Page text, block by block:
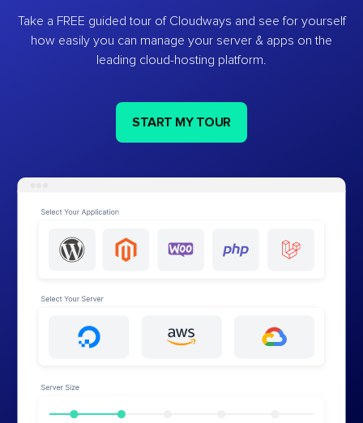
Take a FREE guided tour of Cloudways and see for yourself
how easily you can manage your server & apps on the
leading cloud-hosting platform.
START MY TOUR